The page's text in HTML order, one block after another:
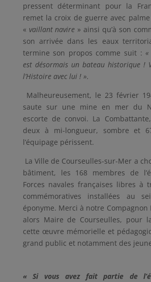
pressent déterminant pour la
remet la croix de guerre avec
« vaillant navire » ainsi qu’à son
son arrivée dans les eaux
termine son propos comme suit :
est désormais un bateau historique !
l’Histoire avec lui ! ».
Malheureusement, le 23 février
saute sur une mine en mer du
escorte de convoi. La
deux à mi-longueur, sombre et
l’équipage périssent.
La Ville de Courseulles-sur-Mer a
bâtiment, les 168 membres de
Forces navales françaises libres à
commémoratives installées au
éponyme. Merci à notre Compagnon
alors Maire de Courseulles, pour
cette œuvre mémorielle et
grand public et notamment des
« Si vous avez fait partie de